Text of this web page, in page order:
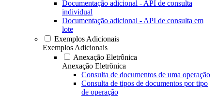
Documentação adicional - API de consulta
individual
Documentação adicional - API de consulta em
lote
Exemplos Adicionais
Exemplos Adicionais
Anexação Eletrônica
Anexação Eletrônica
Consulta de documentos de uma operação
Consulta de tipos de documentos por tipo
de operação